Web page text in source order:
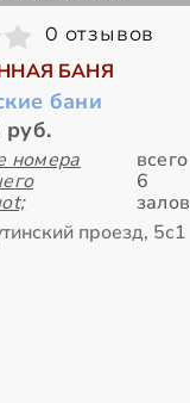
0 отзывов
БАНЯ
бани
номера
всего
6
залов
проезд, 5с1